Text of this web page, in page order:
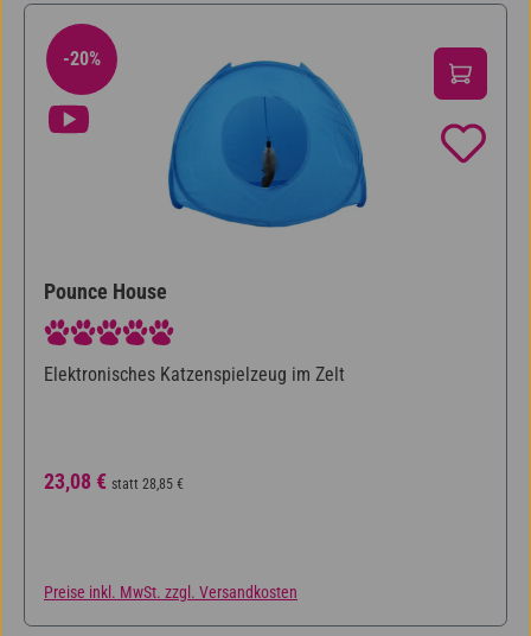
20% Rabatt
-20%
Pounce House
Durchschnittliche Bewertung von 5 von 5 Sternen
Elektronisches Katzenspielzeug im Zelt
Verkaufspreis:
23,08 € Regulärer Preis:
statt 28,85 €
Preise inkl. MwSt. zzgl. Versandkosten